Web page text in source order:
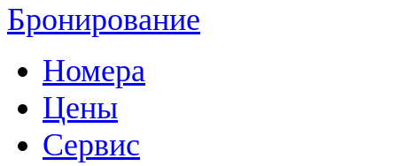
Бронирование
Номера
Цены
Сервис